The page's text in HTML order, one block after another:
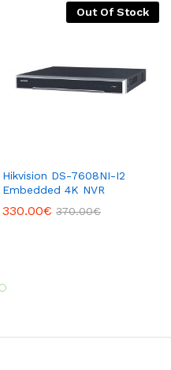
Out Of Stock
Hikvision DS-7608NI-I2
Embedded 4K NVR
330.00€ 370.00€